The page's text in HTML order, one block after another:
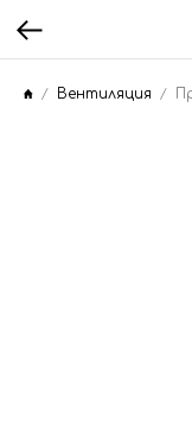
Вентиляция